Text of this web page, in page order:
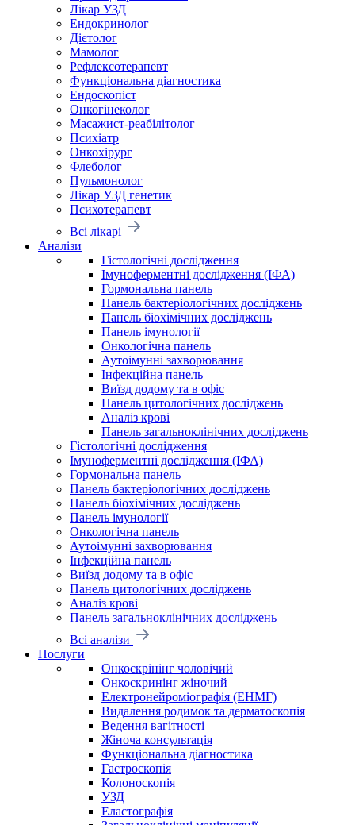
Лікар УЗД
Ендокринолог
Дієтолог
Мамолог
Рефлексотерапевт
Функціональна діагностика
Ендоскопіст
Онкогінеколог
Масажист-реабілітолог
Психіатр
Онкохірург
Флеболог
Пульмонолог
Лікар УЗД генетик
Психотерапевт
Всі лікарі
Аналізи
Гістологічні дослідження
Імуноферментні дослідження (ІФА)
Гормональна панель
Панель бактеріологічних досліджень
Панель біохімічних досліджень
Панель імунології
Онкологічна панель
Аутоімунні захворювання
Інфекційна панель
Виїзд додому та в офіс
Панель цитологічних досліджень
Аналіз крові
Панель загальноклінічних досліджень
Гістологічні дослідження
Імуноферментні дослідження (ІФА)
Гормональна панель
Панель бактеріологічних досліджень
Панель біохімічних досліджень
Панель імунології
Онкологічна панель
Аутоімунні захворювання
Інфекційна панель
Виїзд додому та в офіс
Панель цитологічних досліджень
Аналіз крові
Панель загальноклінічних досліджень
Всі аналізи
Послуги
Онкоскрінінг чоловічий
Онкоскринінг жіночий
Електронейроміографія (ЕНМГ)
Видалення родимок та дерматоскопія
Ведення вагітності
Жіноча консультація
Функціональна діагностика
Гастроскопія
Колоноскопія
УЗД
Еластографія